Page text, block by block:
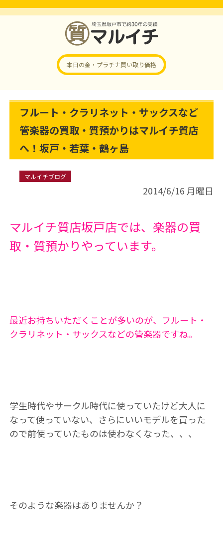
本日の金・プラチナ買い取り価格
フルート・クラリネット・サックスなど
管楽器の買取・質預かりはマルイチ質店
へ！坂戸・若葉・鶴ヶ島
マルイチブログ
2014/6/16 月曜日
マルイチ質店坂戸店では、楽器の買
取・質預かりやっています。
最近お持ちいただくことが多いのが、フルート・
クラリネット・サックスなどの管楽器ですね。
学生時代やサークル時代に使っていたけど大人に
なって使っていない、さらにいいモデルを買った
ので前使っていたものは使わなくなった、、、
そのような楽器はありませんか？